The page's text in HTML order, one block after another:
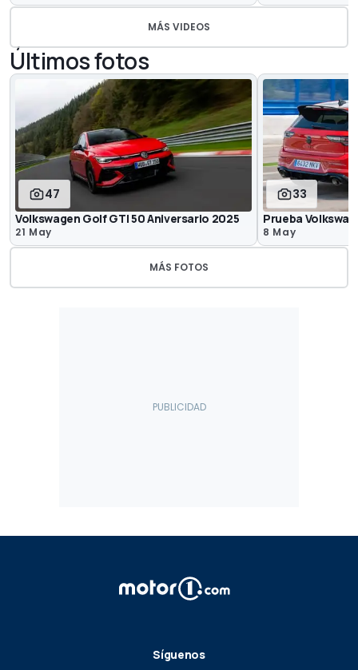
MÁS VIDEOS
Últimos fotos
47
Volkswagen Golf GTI 50 Aniversario 2025
21 May
33
Prueba
8 May
MÁS FOTOS
Síguenos